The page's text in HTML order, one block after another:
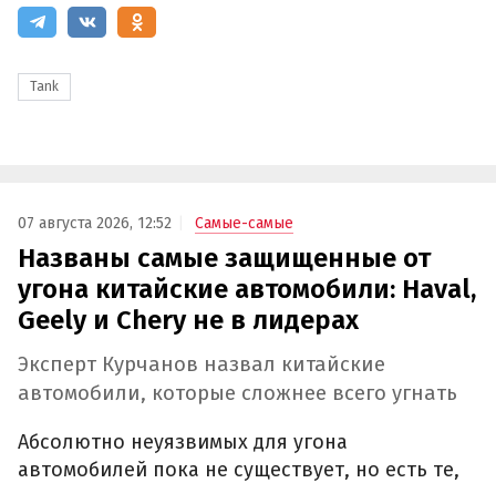
Tank
07 августа 2026, 12:52 Самые-самые
Названы самые защищенные от
угона китайские автомобили: Haval,
Geely и Chery не в лидерах
Эксперт Курчанов назвал китайские
автомобили, которые сложнее всего угнать
Абсолютно неуязвимых для угона
автомобилей пока не существует, но есть те,